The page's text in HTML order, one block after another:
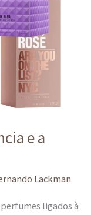
e a
Lackman
ligados à